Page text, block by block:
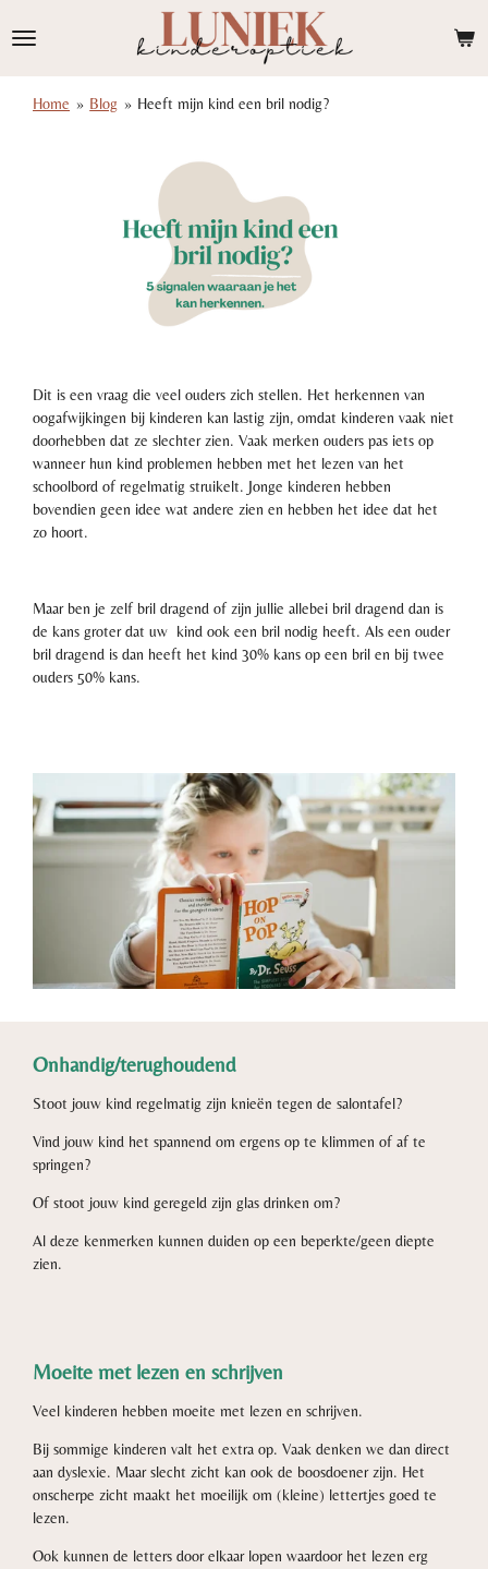
direct
hoofdinhoud
Home » Blog » Heeft mijn kind een bril nodig?
Dit is een vraag die veel ouders zich stellen. Het herkennen van
oogafwijkingen bij kinderen kan lastig zijn, omdat kinderen vaak niet
doorhebben dat ze slechter zien. Vaak merken ouders pas iets op
wanneer hun kind problemen hebben met het lezen van het
schoolbord of regelmatig struikelt. Jonge kinderen hebben
bovendien geen idee wat andere zien en hebben het idee dat het
zo hoort.
Maar ben je zelf bril dragend of zijn jullie allebei bril dragend dan is
de kans groter dat uw kind ook een bril nodig heeft. Als een ouder
bril dragend is dan heeft het kind 30% kans op een bril en bij twee
ouders 50% kans.
Onhandig/terughoudend
Stoot jouw kind regelmatig zijn knieën tegen de salontafel?
Vind jouw kind het spannend om ergens op te klimmen of af te
springen?
Of stoot jouw kind geregeld zijn glas drinken om?
Al deze kenmerken kunnen duiden op een beperkte/geen diepte
zien.
Moeite met lezen en schrijven
Veel kinderen hebben moeite met lezen en schrijven.
Bij sommige kinderen valt het extra op. Vaak denken we dan direct
aan dyslexie. Maar slecht zicht kan ook de boosdoener zijn. Het
onscherpe zicht maakt het moeilijk om (kleine) lettertjes goed te
lezen.
Ook kunnen de letters door elkaar lopen waardoor het lezen erg